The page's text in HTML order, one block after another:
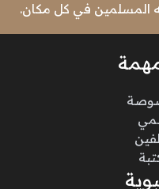
المسلمين في كل مكان.